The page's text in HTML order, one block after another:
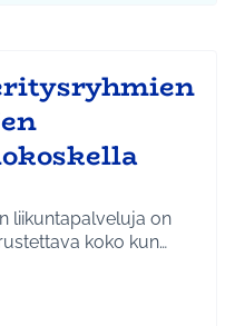
koko kun…
Hyvinvoiva Tuusula